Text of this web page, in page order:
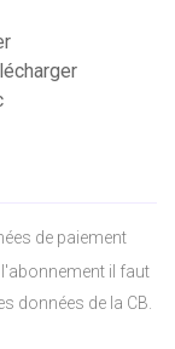
de paiement
il faut
données de la CB.